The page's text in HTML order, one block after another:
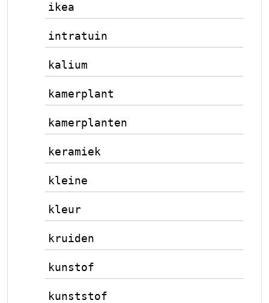
ikea
intratuin
kalium
kamerplant
kamerplanten
keramiek
kleine
kleur
kruiden
kunstof
kunststof